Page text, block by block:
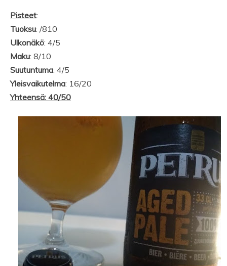
Pisteet:
Tuoksu: /810
Ulkonäkö: 4/5
Maku: 8/10
Suutuntuma: 4/5
Yleisvaikutelma: 16/20
Yhteensä: 40/50